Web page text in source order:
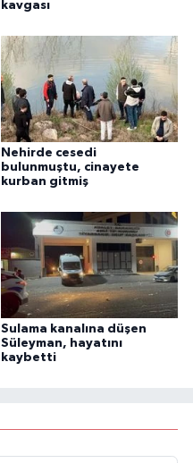
kavgası
Nehirde cesedi
bulunmuştu, cinayete
kurban gitmiş
Sulama kanalına düşen
Süleyman, hayatını
kaybetti